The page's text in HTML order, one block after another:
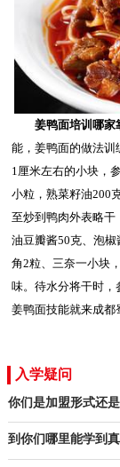
姜鸭面培训哪家
能，姜鸭面的做法
1厘米左右的小块，
小粒，熟菜籽油200
至炒到鸭肉外表略干
油豆瓣酱50克、泡
角2粒、三奈一小块
味。待水分将干时，
姜鸭面技能就来成都
入学疑问
你们是加盟形式还
到你们哪里能学到